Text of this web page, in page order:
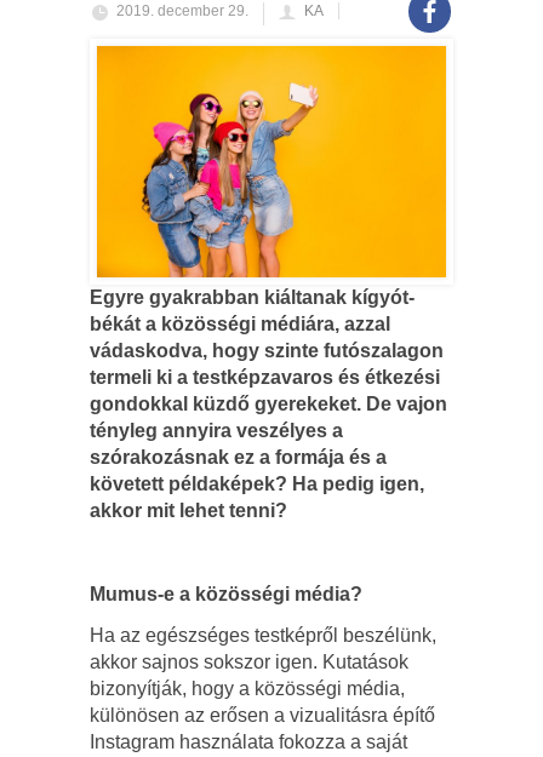
2019. december 29. KA
Egyre gyakrabban kiáltanak kígyót-
békát a közösségi médiára, azzal
vádaskodva, hogy szinte futószalagon
termeli ki a testképzavaros és étkezési
gondokkal küzdő gyerekeket. De vajon
tényleg annyira veszélyes a
szórakozásnak ez a formája és a
követett példaképek? Ha pedig igen,
akkor mit lehet tenni?
Mumus-e a közösségi média?
Ha az egészséges testképről beszélünk,
akkor sajnos sokszor igen. Kutatások
bizonyítják, hogy a közösségi média,
különösen az erősen a vizualitásra építő
Instagram használata fokozza a saját